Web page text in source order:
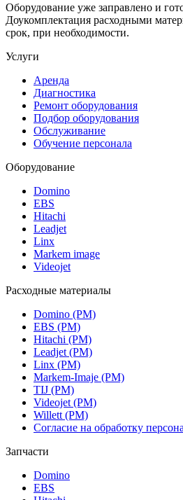
Оборудование уже заправлено и
Доукомплектация расходными
срок, при необходимости.
Услуги
Аренда
Диагностика
Ремонт оборудования
Подбор оборудования
Обслуживание
Обучение персонала
Оборудование
Domino
EBS
Hitachi
Leadjet
Linx
Markem image
Videojet
Расходные материалы
Domino (РМ)
EBS (РМ)
Hitachi (РМ)
Leadjet (РМ)
Linx (РМ)
Markem-Imaje (РМ)
TIJ (РМ)
Videojet (РМ)
Willett (РМ)
Согласие на обработку
Запчасти
Domino
EBS